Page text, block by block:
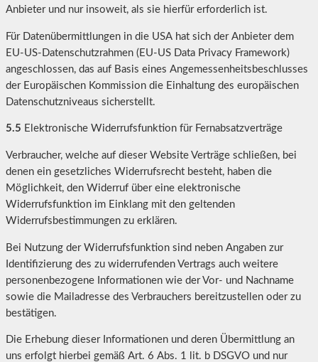
Anbieter und nur insoweit, als sie hierfür erforderlich ist.
Für Datenübermittlungen in die USA hat sich der Anbieter dem
EU-US-Datenschutzrahmen (EU-US Data Privacy Framework)
angeschlossen, das auf Basis eines Angemessenheitsbeschlusses
der Europäischen Kommission die Einhaltung des europäischen
Datenschutzniveaus sicherstellt.
5.5 Elektronische Widerrufsfunktion für Fernabsatzverträge
Verbraucher, welche auf dieser Website Verträge schließen, bei
denen ein gesetzliches Widerrufsrecht besteht, haben die
Möglichkeit, den Widerruf über eine elektronische
Widerrufsfunktion im Einklang mit den geltenden
Widerrufsbestimmungen zu erklären.
Bei Nutzung der Widerrufsfunktion sind neben Angaben zur
Identifizierung des zu widerrufenden Vertrags auch weitere
personenbezogene Informationen wie der Vor- und Nachname
sowie die Mailadresse des Verbrauchers bereitzustellen oder zu
bestätigen.
Die Erhebung dieser Informationen und deren Übermittlung an
uns erfolgt hierbei gemäß Art. 6 Abs. 1 lit. b DSGVO und nur